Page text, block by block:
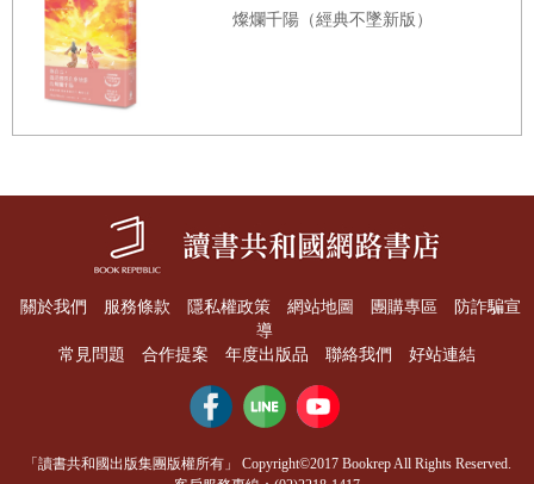
情緒穩定，不想聽話，不想跟別人一樣，不想假裝認同，不
想當好人，只想告訴這個誰和那個誰：「很高興不認識你，
謝謝你不喜歡我！」
動「發瘋」，生活就沒辦法再把你逼瘋。
壓力也好，不滿也好，不公平的待遇也好，被誤解也好，內
心累積的情緒一旦有了發洩的出口，人就不至於崩潰。所
前，你最好有一種強悍的心態：無所謂，沒必要，不至於。
燦爛千陽（經典不墜新版）
關於我們 服務條款 隱私權政策 網站地圖 團購專區
防詐騙宣
導
常見問題
合作提案 年度出版品 聯絡我們 好站連結
「讀書共和國出版集團版權所有」 Copyright©2017 Bookrep All Rights Reserved.